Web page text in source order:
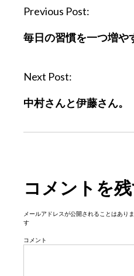
P
s
n
v
n
Previous Post:
毎日の習慣を一つ増や
Next Post:
中村さんと伊藤さん。
コメントを
メールアドレスが公開されることはありま
す
コメント